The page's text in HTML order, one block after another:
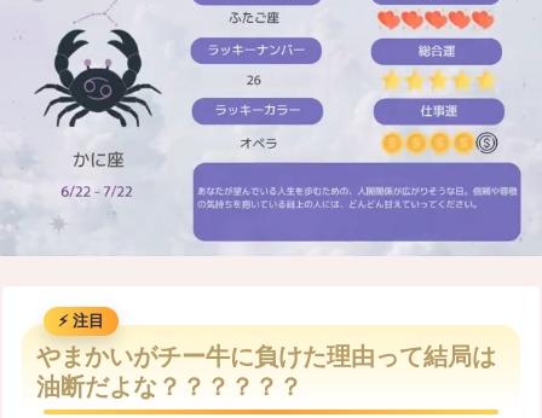
M
u
t
やまかいがチー牛に負けた理由って結局は
油断だよな？？？？？？